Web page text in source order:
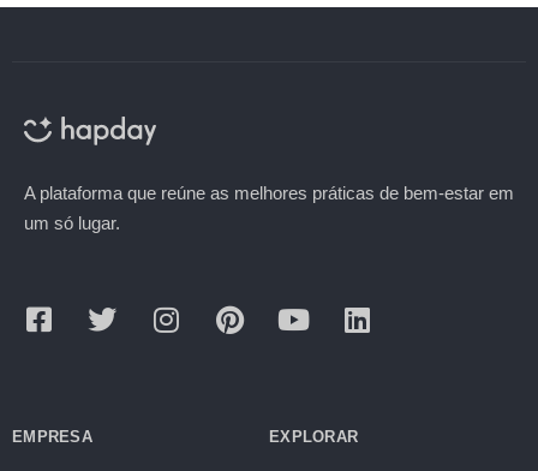
A plataforma que reúne as melhores práticas de bem-estar em
um só lugar.
EMPRESA EXPLORAR